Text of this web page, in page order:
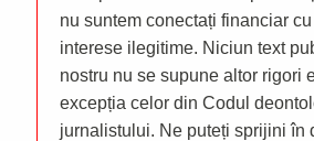
nu suntem conectați financiar
interese ilegitime. Niciun text
nostru nu se supune altor rigori
excepția celor din Codul
jurnalistului. Ne puteți sprijini în